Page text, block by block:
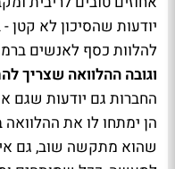
יודעות שהסיכון לא קטן
להלוות כסף לאנשים
וגובה ההלוואה שצריך להחזיר
החברות גם יודעות שגם
הן ימתחו לו את ההלוואה
שהוא מתקשה שוב, גם